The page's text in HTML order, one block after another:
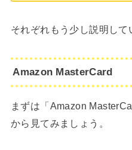
それぞれもう少し説明して
Amazon MasterCard
まずは「Amazon
から見てみましょう。